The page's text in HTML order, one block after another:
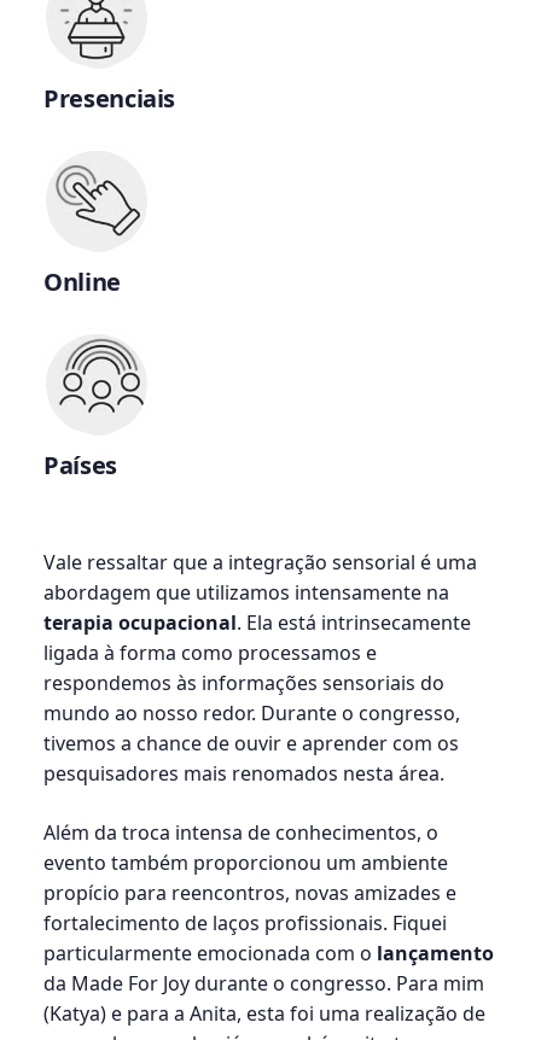
Presenciais
Online
Países
Vale ressaltar que a integração sensorial é uma
abordagem que utilizamos intensamente na
terapia ocupacional. Ela está intrinsecamente
ligada à forma como processamos e
respondemos às informações sensoriais do
mundo ao nosso redor. Durante o congresso,
tivemos a chance de ouvir e aprender com os
pesquisadores mais renomados nesta área.
Além da troca intensa de conhecimentos, o
evento também proporcionou um ambiente
propício para reencontros, novas amizades e
fortalecimento de laços profissionais. Fiquei
particularmente emocionada com o lançamento
da Made For Joy durante o congresso. Para mim
(Katya) e para a Anita, esta foi uma realização de